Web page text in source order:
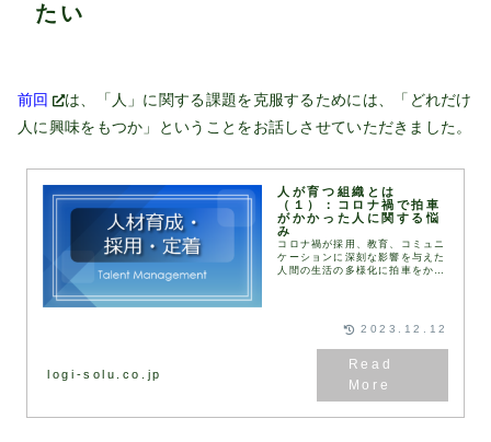
たい
前回
は、「人」に関する課題を克服するためには、「どれだけ
人に興味をもつか」ということをお話しさせていただきました。
人が育つ組織とは
（１）：コロナ禍で拍車
がかかった人に関する悩
み
コロナ禍が採用、教育、コミュニ
ケーションに深刻な影響を与えた
人間の生活の多様化に拍車をか
logi-solu.co.jp
2023.12.12